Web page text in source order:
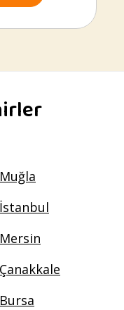
Muğla
İstanbul
Mersin
Çanakkale
Bursa